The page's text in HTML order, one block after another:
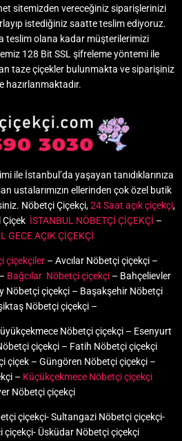
sitemizden vereceğiniz siparişlerinizi
istediğiniz saatte teslim ediyoruz.
teslim olana kadar müşterilerimizi
128 Bit SSL şifreleme yöntemi ile
taze çiçekler bulunmakta ve siparişiniz
hazırlanmaktadır.
ile İstanbul’da yaşayan tanıdıklarınıza
ustalarımızın ellerinden çok özel butik
Nöbetçi Çiçekçi,24 Saat açık çiçekçi,
Çiçek İSTANBUL NÖBETÇİ ÇİÇEKÇİ –
GECE AÇIK ÇİÇEKÇİ
çiçekçiler – Avcılar Nöbetçi çiçekçi –
Bağcılar Nöbetçi çiçekçi– Bahçelievler
Nöbetçi çiçekçi – Başakşehir Nöbetçi
Nöbetçi çiçekçi –
Nöbetçi çiçekçi – Esenyurt
çiçekçi – Fatih Nöbetçi çiçekçi
çiçek – Güngören Nöbetçi çiçekçi –
– Küçükçekmece Nöbetçi çiçekçi
Nöbetçi çiçekçi
çiçekçi- Sultangazi Nöbetçi çiçekçi-
Üsküdar Nöbetçi çiçekçi